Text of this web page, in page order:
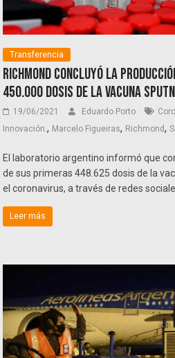
Transferencia
Richmond concluyó la
450.000 dosis de la vacuna
19/06/2021 Eduardo Porto
Innovación., Marcelo Figueiras, Richmond,
El laboratorio argentino informó que
de sus primeras 448.625 dosis de la
el coronavirus, a través de redes
Leer más